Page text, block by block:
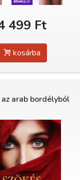
499 Ft
kosárba
az arab bordélyból